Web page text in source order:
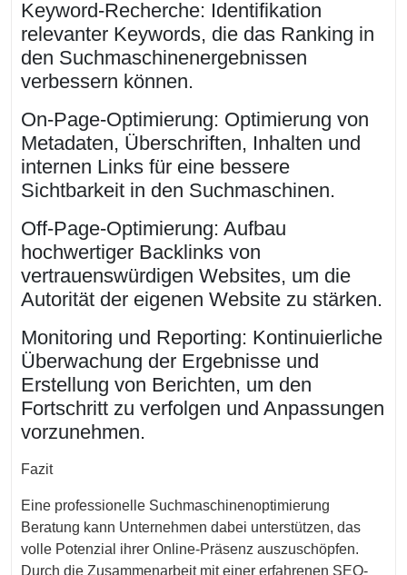
Keyword-Recherche: Identifikation
relevanter Keywords, die das Ranking in
den Suchmaschinenergebnissen
verbessern können.
On-Page-Optimierung: Optimierung von
Metadaten, Überschriften, Inhalten und
internen Links für eine bessere
Sichtbarkeit in den Suchmaschinen.
Off-Page-Optimierung: Aufbau
hochwertiger Backlinks von
vertrauenswürdigen Websites, um die
Autorität der eigenen Website zu stärken.
Monitoring und Reporting: Kontinuierliche
Überwachung der Ergebnisse und
Erstellung von Berichten, um den
Fortschritt zu verfolgen und Anpassungen
vorzunehmen.
Fazit
Eine professionelle Suchmaschinenoptimierung
Beratung kann Unternehmen dabei unterstützen, das
volle Potenzial ihrer Online-Präsenz auszuschöpfen.
Durch die Zusammenarbeit mit einer erfahrenen SEO-